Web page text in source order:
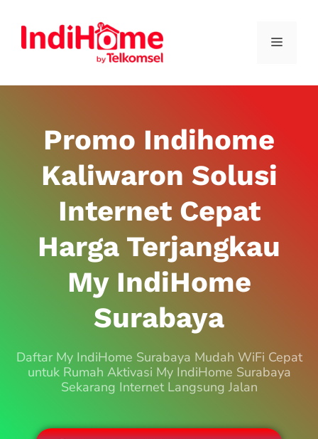
Promo Indihome
Kaliwaron Solusi
Internet Cepat
Harga Terjangkau
My IndiHome
Surabaya
Daftar My IndiHome Surabaya Mudah WiFi Cepat
untuk Rumah Aktivasi My IndiHome Surabaya
Sekarang Internet Langsung Jalan